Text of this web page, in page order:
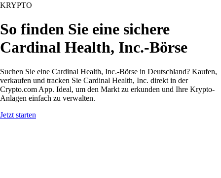
KRYPTO
So finden Sie eine sichere
Cardinal Health, Inc.-Börse
Suchen Sie eine Cardinal Health, Inc.-Börse in Deutschland? Kaufen,
verkaufen und tracken Sie Cardinal Health, Inc. direkt in der
Crypto.com App. Ideal, um den Markt zu erkunden und Ihre Krypto-
Anlagen einfach zu verwalten.
Jetzt starten